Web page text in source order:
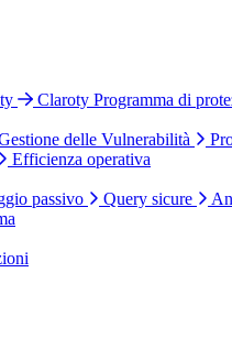
Claroty Programma di
delle Vulnerabilità
Efficienza operativa
passivo Query sicure